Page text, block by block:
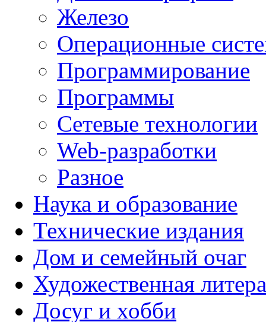
Железо
Операционные
Программирование
Программы
Сетевые технологии
Web-разработки
Разное
Наука и образование
Технические издания
Дом и семейный очаг
Художественная
Досуг и хобби